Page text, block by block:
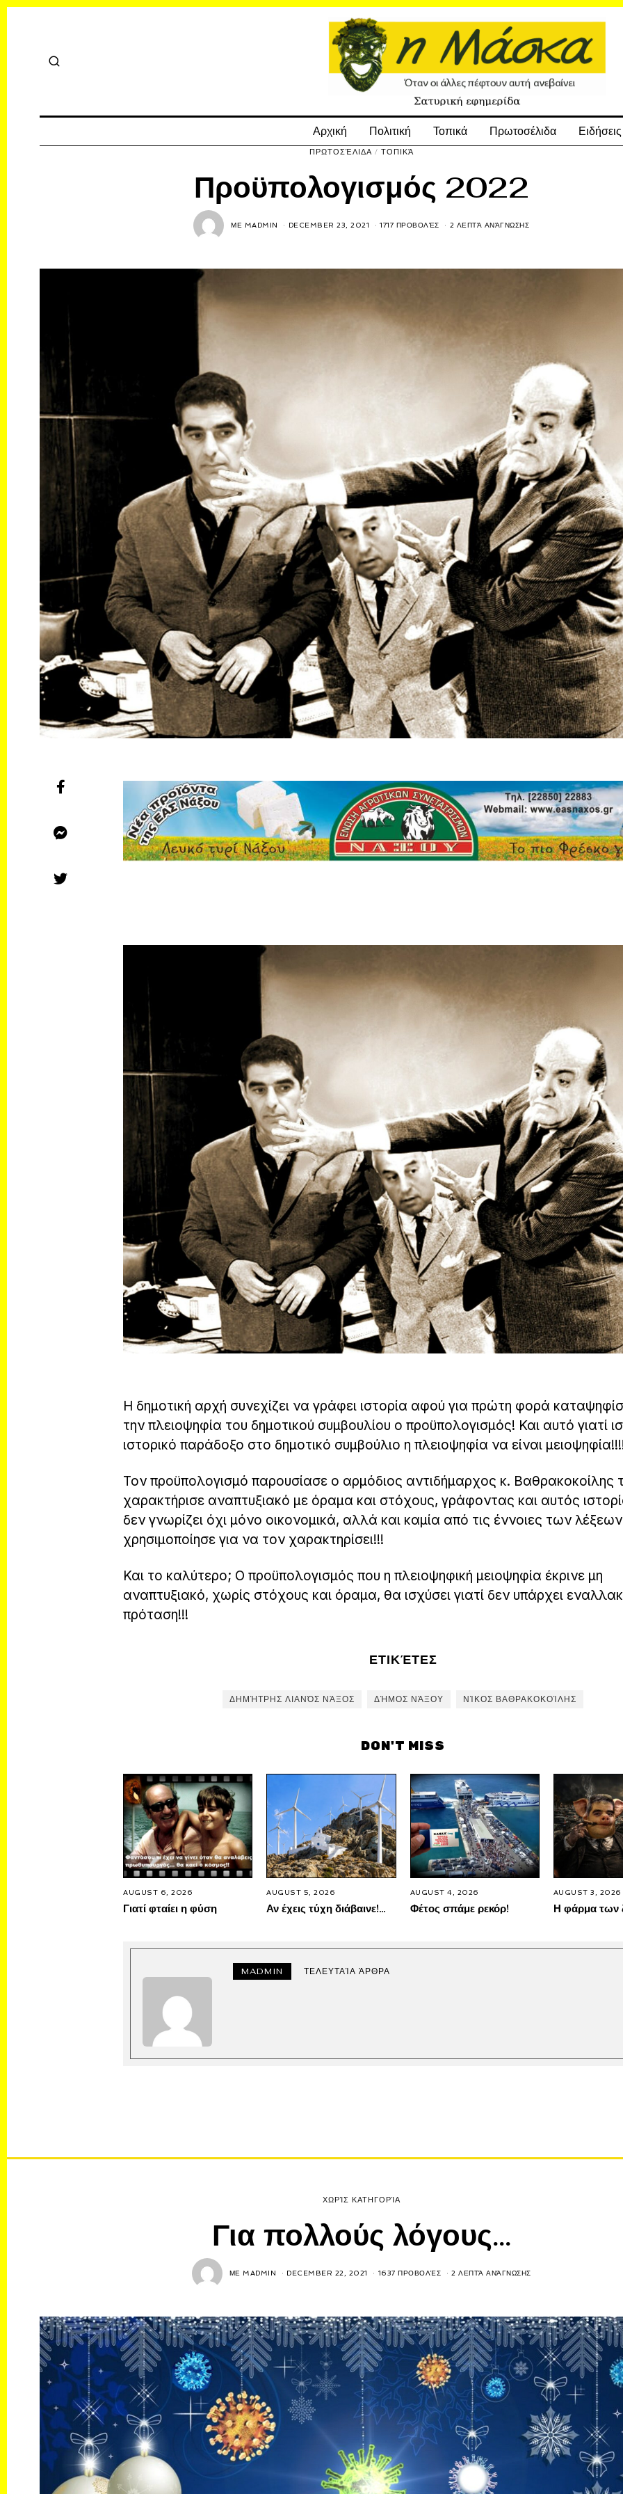
Αρχική Πολιτική Τοπικά Πρωτοσέλιδα Ειδήσεις
ΠΡΩΤΟΣΈΛΙΔΑ / ΤΟΠΙΚΆ
Προϋπολογισμός 2022
ΜΕ MADMIN DECEMBER 23, 2021 1717 ΠΡΟΒΟΛΈΣ 2 ΛΕΠΤΆ ΑΝΆΓΝΩΣΗΣ
Η δημοτική αρχή συνεχίζει να γράφει ιστορία αφού για πρώτη φορά
την πλειοψηφία του δημοτικού συμβουλίου ο προϋπολογισμός! Και αυτό γιατί
ιστορικό παράδοξο στο δημοτικό συμβούλιο η πλειοψηφία να είναι
Τον προϋπολογισμό παρουσίασε ο αρμόδιος αντιδήμαρχος κ. Βαθρακοκοίλης
χαρακτήρισε αναπτυξιακό με όραμα και στόχους, γράφοντας και αυτός
δεν γνωρίζει όχι μόνο οικονομικά, αλλά και καμία από τις έννοιες των
χρησιμοποίησε για να τον χαρακτηρίσει!!!
Και το καλύτερο; Ο προϋπολογισμός που η πλειοψηφική μειοψηφία έκρινε μη
αναπτυξιακό, χωρίς στόχους και όραμα, θα ισχύσει γιατί δεν υπάρχει
πρόταση!!!
ΕΤΙΚΈΤΕΣ
ΔΗΜΉΤΡΗΣ ΛΙΑΝΌΣ ΝΆΞΟΣ ΔΉΜΟΣ ΝΆΞΟΥ ΝΊΚΟΣ ΒΑΘΡΑΚΟΚΟΊΛΗΣ
DON'T MISS
AUGUST 6, 2026
Γιατί φταίει η φύση
AUGUST 5, 2026
Αν έχεις τύχη διάβαινε!…
AUGUST 4, 2026
Φέτος σπάμε ρεκόρ!
AUGUST 3, 2026
Η φάρμα των
MADMIN ΤΕΛΕΥΤΑΊΑ ΆΡΘΡΑ
ΧΩΡΊΣ ΚΑΤΗΓΟΡΊΑ
Για πολλούς λόγους…
ΜΕ MADMIN DECEMBER 22, 2021 1637 ΠΡΟΒΟΛΈΣ 2 ΛΕΠΤΆ ΑΝΆΓΝΩΣΗΣ